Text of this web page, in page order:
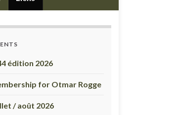
édition 2026
for Otmar Rogge
/ août 2026